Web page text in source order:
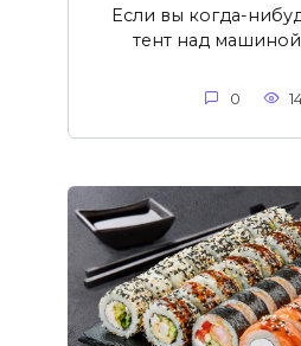
Если вы когда-
тент над
0